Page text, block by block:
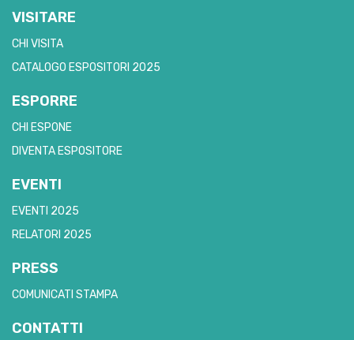
VISITARE
CHI VISITA
CATALOGO ESPOSITORI 2025
ESPORRE
CHI ESPONE
DIVENTA ESPOSITORE
EVENTI
EVENTI 2025
RELATORI 2025
PRESS
COMUNICATI STAMPA
CONTATTI